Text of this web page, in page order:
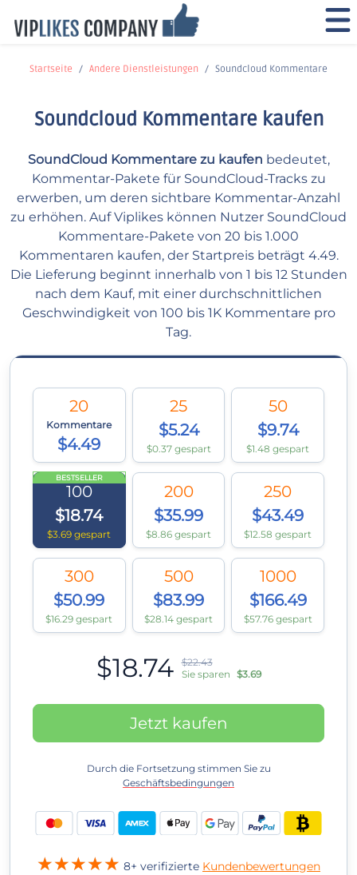
Startseite Andere Dienstleistungen Soundcloud Kommentare
Soundcloud Kommentare kaufen
SoundCloud Kommentare zu kaufen bedeutet,
Kommentar-Pakete für SoundCloud-Tracks zu
erwerben, um deren sichtbare Kommentar-Anzahl
zu erhöhen. Auf Viplikes können Nutzer SoundCloud
Kommentare-Pakete von 20 bis 1.000
Kommentaren kaufen, der Startpreis beträgt 4.49.
Die Lieferung beginnt innerhalb von 1 bis 12 Stunden
nach dem Kauf, mit einer durchschnittlichen
Geschwindigkeit von 100 bis 1K Kommentare pro
Tag.
20
Kommentare
$4.49
25
$5.24
$0.37 gespart
50
$9.74
$1.48 gespart
BESTSELLER
100
$18.74
$3.69 gespart
200
$35.99
$8.86 gespart
250
$43.49
$12.58 gespart
300
$50.99
$16.29 gespart
500
$83.99
$28.14 gespart
1000
$166.49
$57.76 gespart
$18.74
$22.43
Sie sparen $3.69
Jetzt kaufen
Durch die Fortsetzung stimmen Sie zu
Geschäftsbedingungen
8+ verifizierte Kundenbewertungen